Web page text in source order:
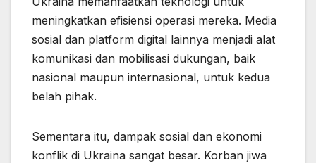
meningkatkan efisiensi operasi mereka. Media
sosial dan platform digital lainnya menjadi alat
komunikasi dan mobilisasi dukungan, baik
nasional maupun internasional, untuk kedua
belah pihak.
Sementara itu, dampak sosial dan ekonomi
konflik di Ukraina sangat besar. Korban jiwa